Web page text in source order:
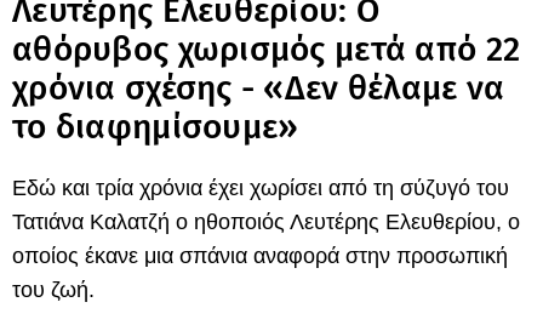
Λευτέρης Ελευθερίου: Ο
αθόρυβος χωρισμός μετά από 22
χρόνια σχέσης - «Δεν θέλαμε να
το διαφημίσουμε»
Εδώ και τρία χρόνια έχει χωρίσει από τη σύζυγό του
Τατιάνα Καλατζή ο ηθοποιός Λευτέρης Ελευθερίου, ο
οποίος έκανε μια σπάνια αναφορά στην προσωπική
του ζωή.